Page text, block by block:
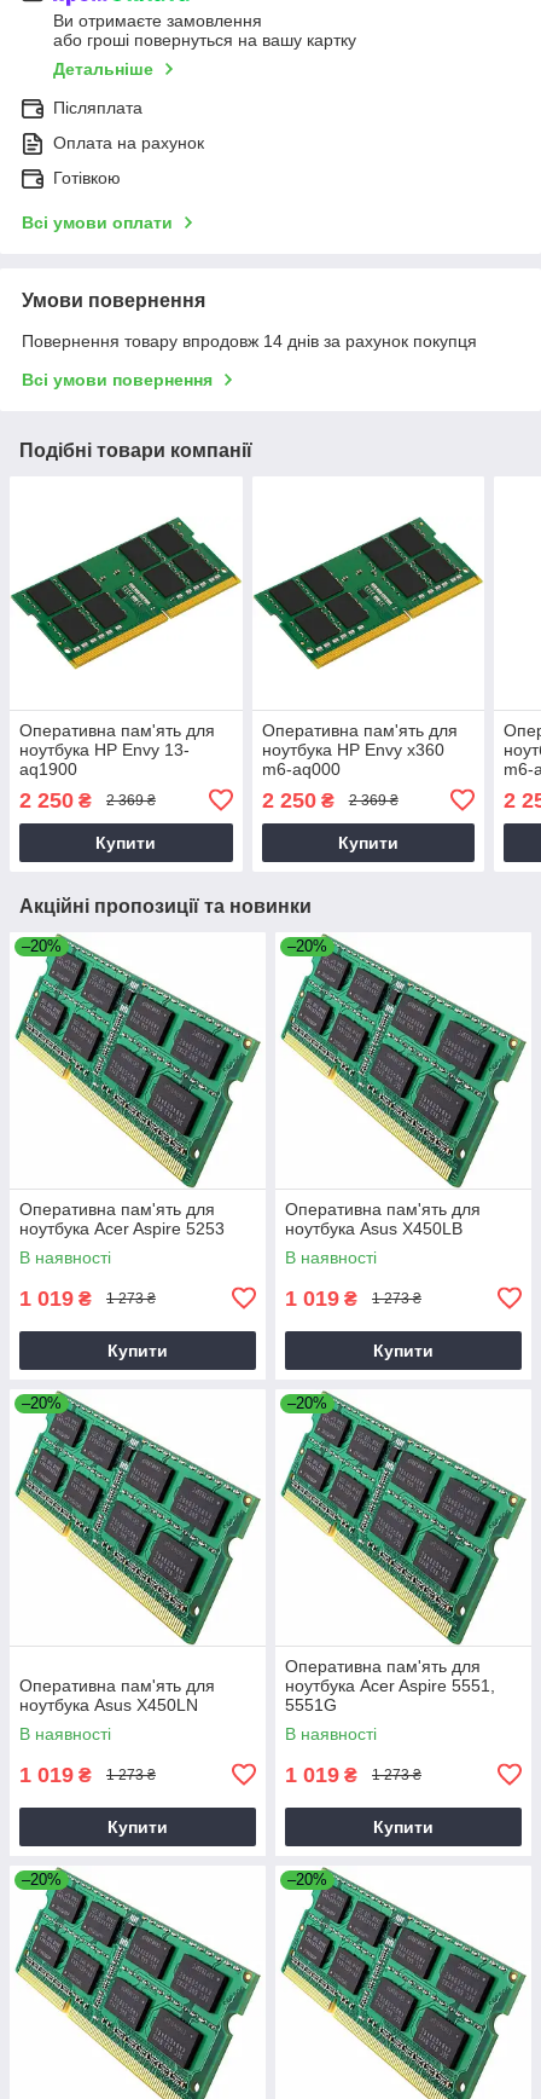
Ви отримаєте замовлення
або гроші повернуться на вашу картку
Детальніше
Післяплата
Оплата на рахунок
Готівкою
Всі умови оплати
Умови повернення
Повернення товару впродовж 14 днів за рахунок покупця
Всі умови повернення
Подібні товари компанії
Оперативна пам'ять для
ноутбука HP Envy 13-
aq1900
2 250 ₴ 2 369 ₴
Купити
Оперативна пам'ять для
ноутбука HP Envy x360
m6-aq000
2 250₴ 2 369 ₴
Купити
m6-
2
Акційні пропозиції та новинки
–20%
Оперативна пам'ять для
ноутбука Acer Aspire 5253
В наявності
1 019 ₴ 1 273 ₴
Купити
–20%
Оперативна пам'ять для
ноутбука Asus X450LB
В наявності
1 019 ₴ 1 273 ₴
Купити
–20%
Оперативна пам'ять для
ноутбука Asus X450LN
В наявності
1 019 ₴ 1 273 ₴
Купити
–20%
Оперативна пам'ять для
ноутбука Acer Aspire 5551,
5551G
В наявності
1 019 ₴ 1 273 ₴
Купити
–20% –20%